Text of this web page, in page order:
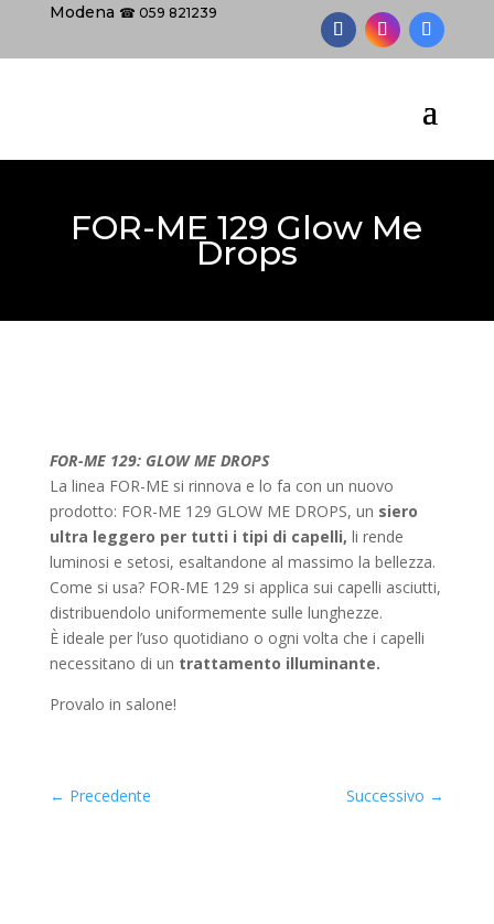
Modena ☎ 059 821239
FOR-ME 129 Glow Me
Drops
FOR-ME 129: GLOW ME DROPS
La linea FOR-ME si rinnova e lo fa con un nuovo
prodotto: FOR-ME 129 GLOW ME DROPS, un siero
ultra leggero per tutti i tipi di capelli, li rende
luminosi e setosi, esaltandone al massimo la bellezza.
Come si usa? FOR-ME 129 si applica sui capelli asciutti,
distribuendolo uniformemente sulle lunghezze.
È ideale per l’uso quotidiano o ogni volta che i capelli
necessitano di un trattamento illuminante.
Provalo in salone!
← Precedente Successivo →